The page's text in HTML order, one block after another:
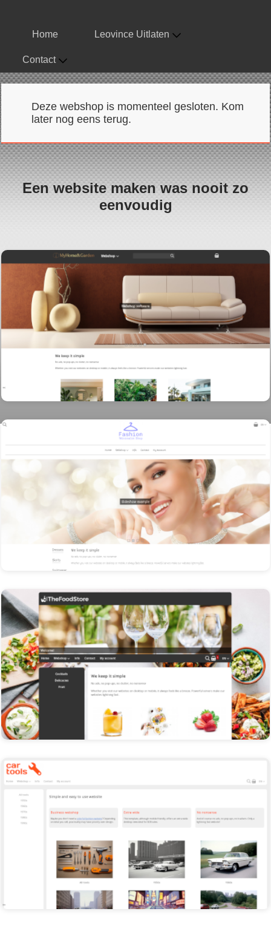
Home Leovince Uitlaten
Contact
Deze webshop is momenteel gesloten. Kom
later nog eens terug.
Een website maken was nooit zo
eenvoudig